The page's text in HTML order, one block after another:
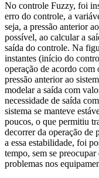
No controle Fuzzy, foi
erro do controle, a
seja, a pressão anterior
possível, ao calcular a
saída do controle. Na
instantes (início do
operação de acordo
pressão anterior ao
modelar a saída com
necessidade de saída
sistema se manteve
poucos, o que permitiu
decorrer da operação de
a essa estabilidade, foi
tempo, sem se
problemas nos